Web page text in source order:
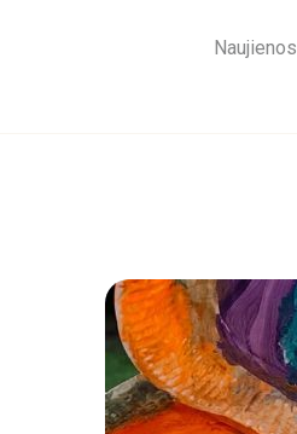
Naujienos